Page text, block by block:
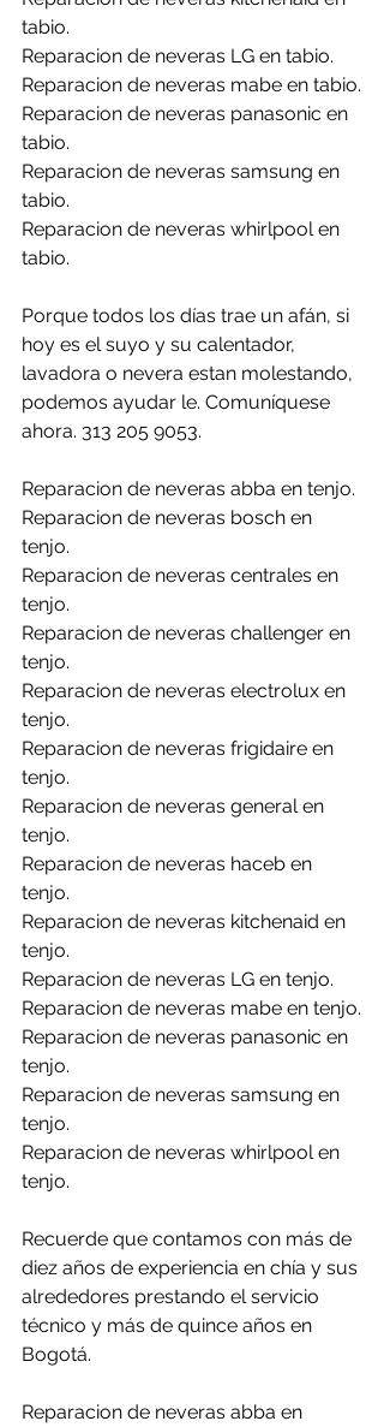
tabio.
Reparacion de neveras LG en tabio.
Reparacion de neveras mabe en tabio.
Reparacion de neveras panasonic en
tabio.
Reparacion de neveras samsung en
tabio.
Reparacion de neveras whirlpool en
tabio.
Porque todos los días trae un afán, si
hoy es el suyo y su calentador,
lavadora o nevera estan molestando,
podemos ayudar le. Comuníquese
ahora. 313 205 9053.
Reparacion de neveras abba en tenjo.
Reparacion de neveras bosch en
tenjo.
Reparacion de neveras centrales en
tenjo.
Reparacion de neveras challenger en
tenjo.
Reparacion de neveras electrolux en
tenjo.
Reparacion de neveras frigidaire en
tenjo.
Reparacion de neveras general en
tenjo.
Reparacion de neveras haceb en
tenjo.
Reparacion de neveras kitchenaid en
tenjo.
Reparacion de neveras LG en tenjo.
Reparacion de neveras mabe en tenjo.
Reparacion de neveras panasonic en
tenjo.
Reparacion de neveras samsung en
tenjo.
Reparacion de neveras whirlpool en
tenjo.
Recuerde que contamos con más de
diez años de experiencia en chía y sus
alrededores prestando el servicio
técnico y más de quince años en
Bogotá.
Reparacion de neveras abba en